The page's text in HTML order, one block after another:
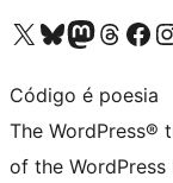
Visit our X (formerly Twitter) account
Visit our Bluesky account
Visit our Mastodon account
Visit ourVisit our
Código é poesia
The WordPress®
of the WordPress